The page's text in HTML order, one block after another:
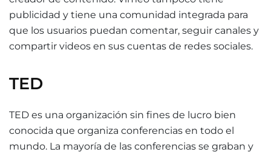
publicidad y tiene una comunidad integrada para
que los usuarios puedan comentar, seguir canales y
compartir videos en sus cuentas de redes sociales.
TED
TED es una organización sin fines de lucro bien
conocida que organiza conferencias en todo el
mundo. La mayoría de las conferencias se graban y